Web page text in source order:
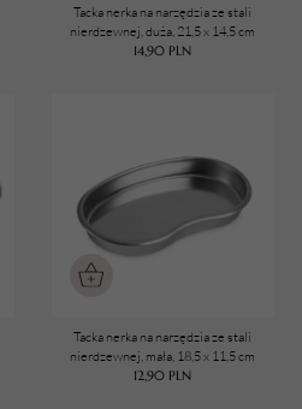
Tacka nerka na narzędzia ze stali
nierdzewnej, duża, 21,5 x 14,5 cm
14,90 PLN
Tacka nerka na narzędzia ze stali
nierdzewnej, mała, 18,5 x 11,5 cm
12,90 PLN